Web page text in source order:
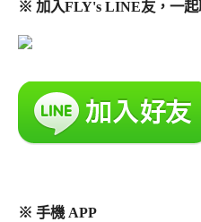
※ 加入FLY's LINE友，一起
※ 手機 APP